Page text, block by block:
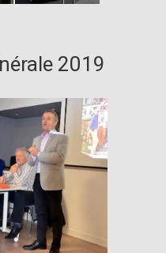
2019